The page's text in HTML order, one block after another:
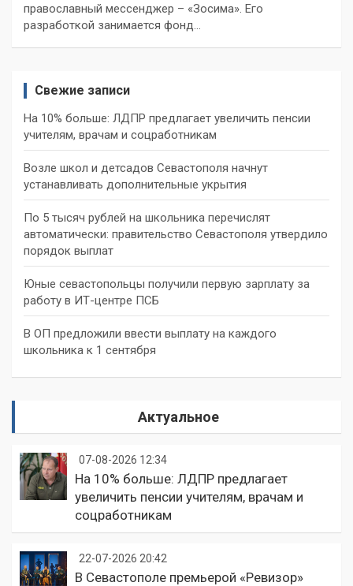
православный мессенджер – «Зосима». Его
разработкой занимается фонд…
Свежие записи
На 10% больше: ЛДПР предлагает увеличить пенсии
учителям, врачам и соцработникам
Возле школ и детсадов Севастополя начнут
устанавливать дополнительные укрытия
По 5 тысяч рублей на школьника перечислят
автоматически: правительство Севастополя утвердило
порядок выплат
Юные севастопольцы получили первую зарплату за
работу в ИТ-центре ПСБ
В ОП предложили ввести выплату на каждого
школьника к 1 сентября
Актуальное
07-08-2026 12:34
На 10% больше: ЛДПР предлагает
увеличить пенсии учителям, врачам и
соцработникам
22-07-2026 20:42
В Севастополе премьерой «Ревизор»